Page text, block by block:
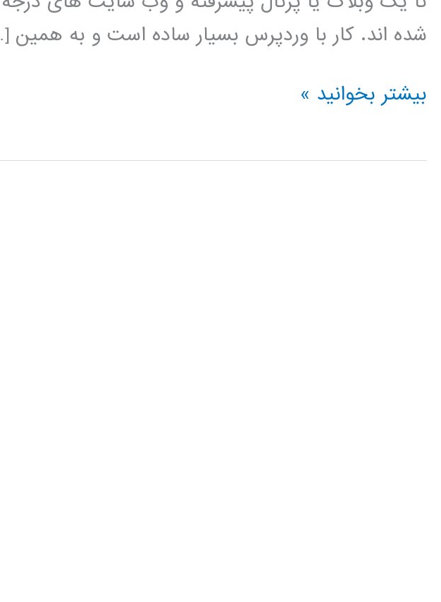
شده اند. کار با وردپرس بسیار ساده است و به همین
فیلم
فارسی
بیشتر بخوانید »